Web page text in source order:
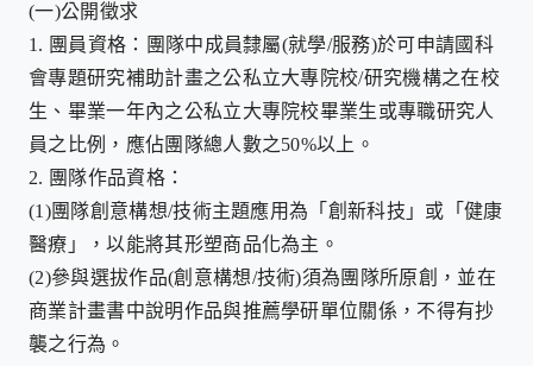
(一)公開徵求
1. 團員資格：團隊中成員隸屬(就學/服務)於可申請國科
會專題研究補助計畫之公私立大專院校/研究機構之在校
生、畢業一年內之公私立大專院校畢業生或專職研究人
員之比例，應佔團隊總人數之50%以上。
2. 團隊作品資格：
(1)團隊創意構想/技術主題應用為「創新科技」或「健康
醫療」，以能將其形塑商品化為主。
(2)參與選拔作品(創意構想/技術)須為團隊所原創，並在
商業計畫書中說明作品與推薦學研單位關係，不得有抄
襲之行為。